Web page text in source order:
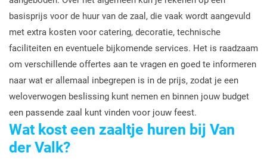
basisprijs voor de huur van de zaal, die vaak wordt aangevuld
met extra kosten voor catering, decoratie, technische
faciliteiten en eventuele bijkomende services. Het is raadzaam
om verschillende offertes aan te vragen en goed te informeren
naar wat er allemaal inbegrepen is in de prijs, zodat je een
weloverwogen beslissing kunt nemen en binnen jouw budget
een passende zaal kunt vinden voor jouw feest.
Wat kost een zaaltje huren bij Van
der Valk?